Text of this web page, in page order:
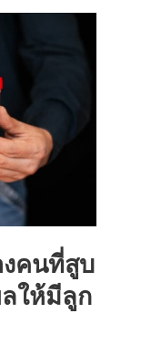
คนที่สูบ
ให้มีลูก